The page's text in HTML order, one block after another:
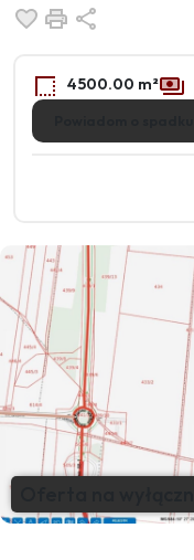
Dodaj do ulubionych
Drukuj
4500.00 m²